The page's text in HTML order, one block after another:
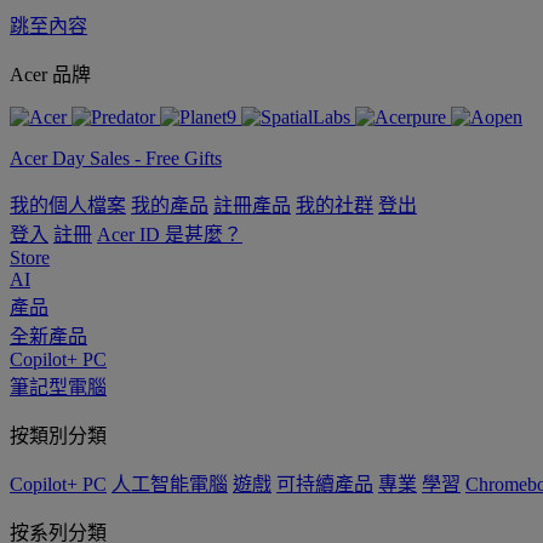
跳至內容
Acer 品牌
Acer Day Sales - Free Gifts
我的個人檔案 我的產品 註冊產品 我的社群 登出
登入 註冊 Acer ID 是甚麼？
Store
AI
產品
全新產品
Copilot+ PC
筆記型電腦
按類別分類
Copilot+ PC 人工智能電腦 遊戲 可持續產品 專業 學習
按系列分類